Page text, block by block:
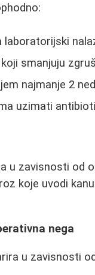
laboratorijski
smanjuju
najmanje 2
uzimati
u zavisnosti od
koje uvodi
nega
u zavisnosti